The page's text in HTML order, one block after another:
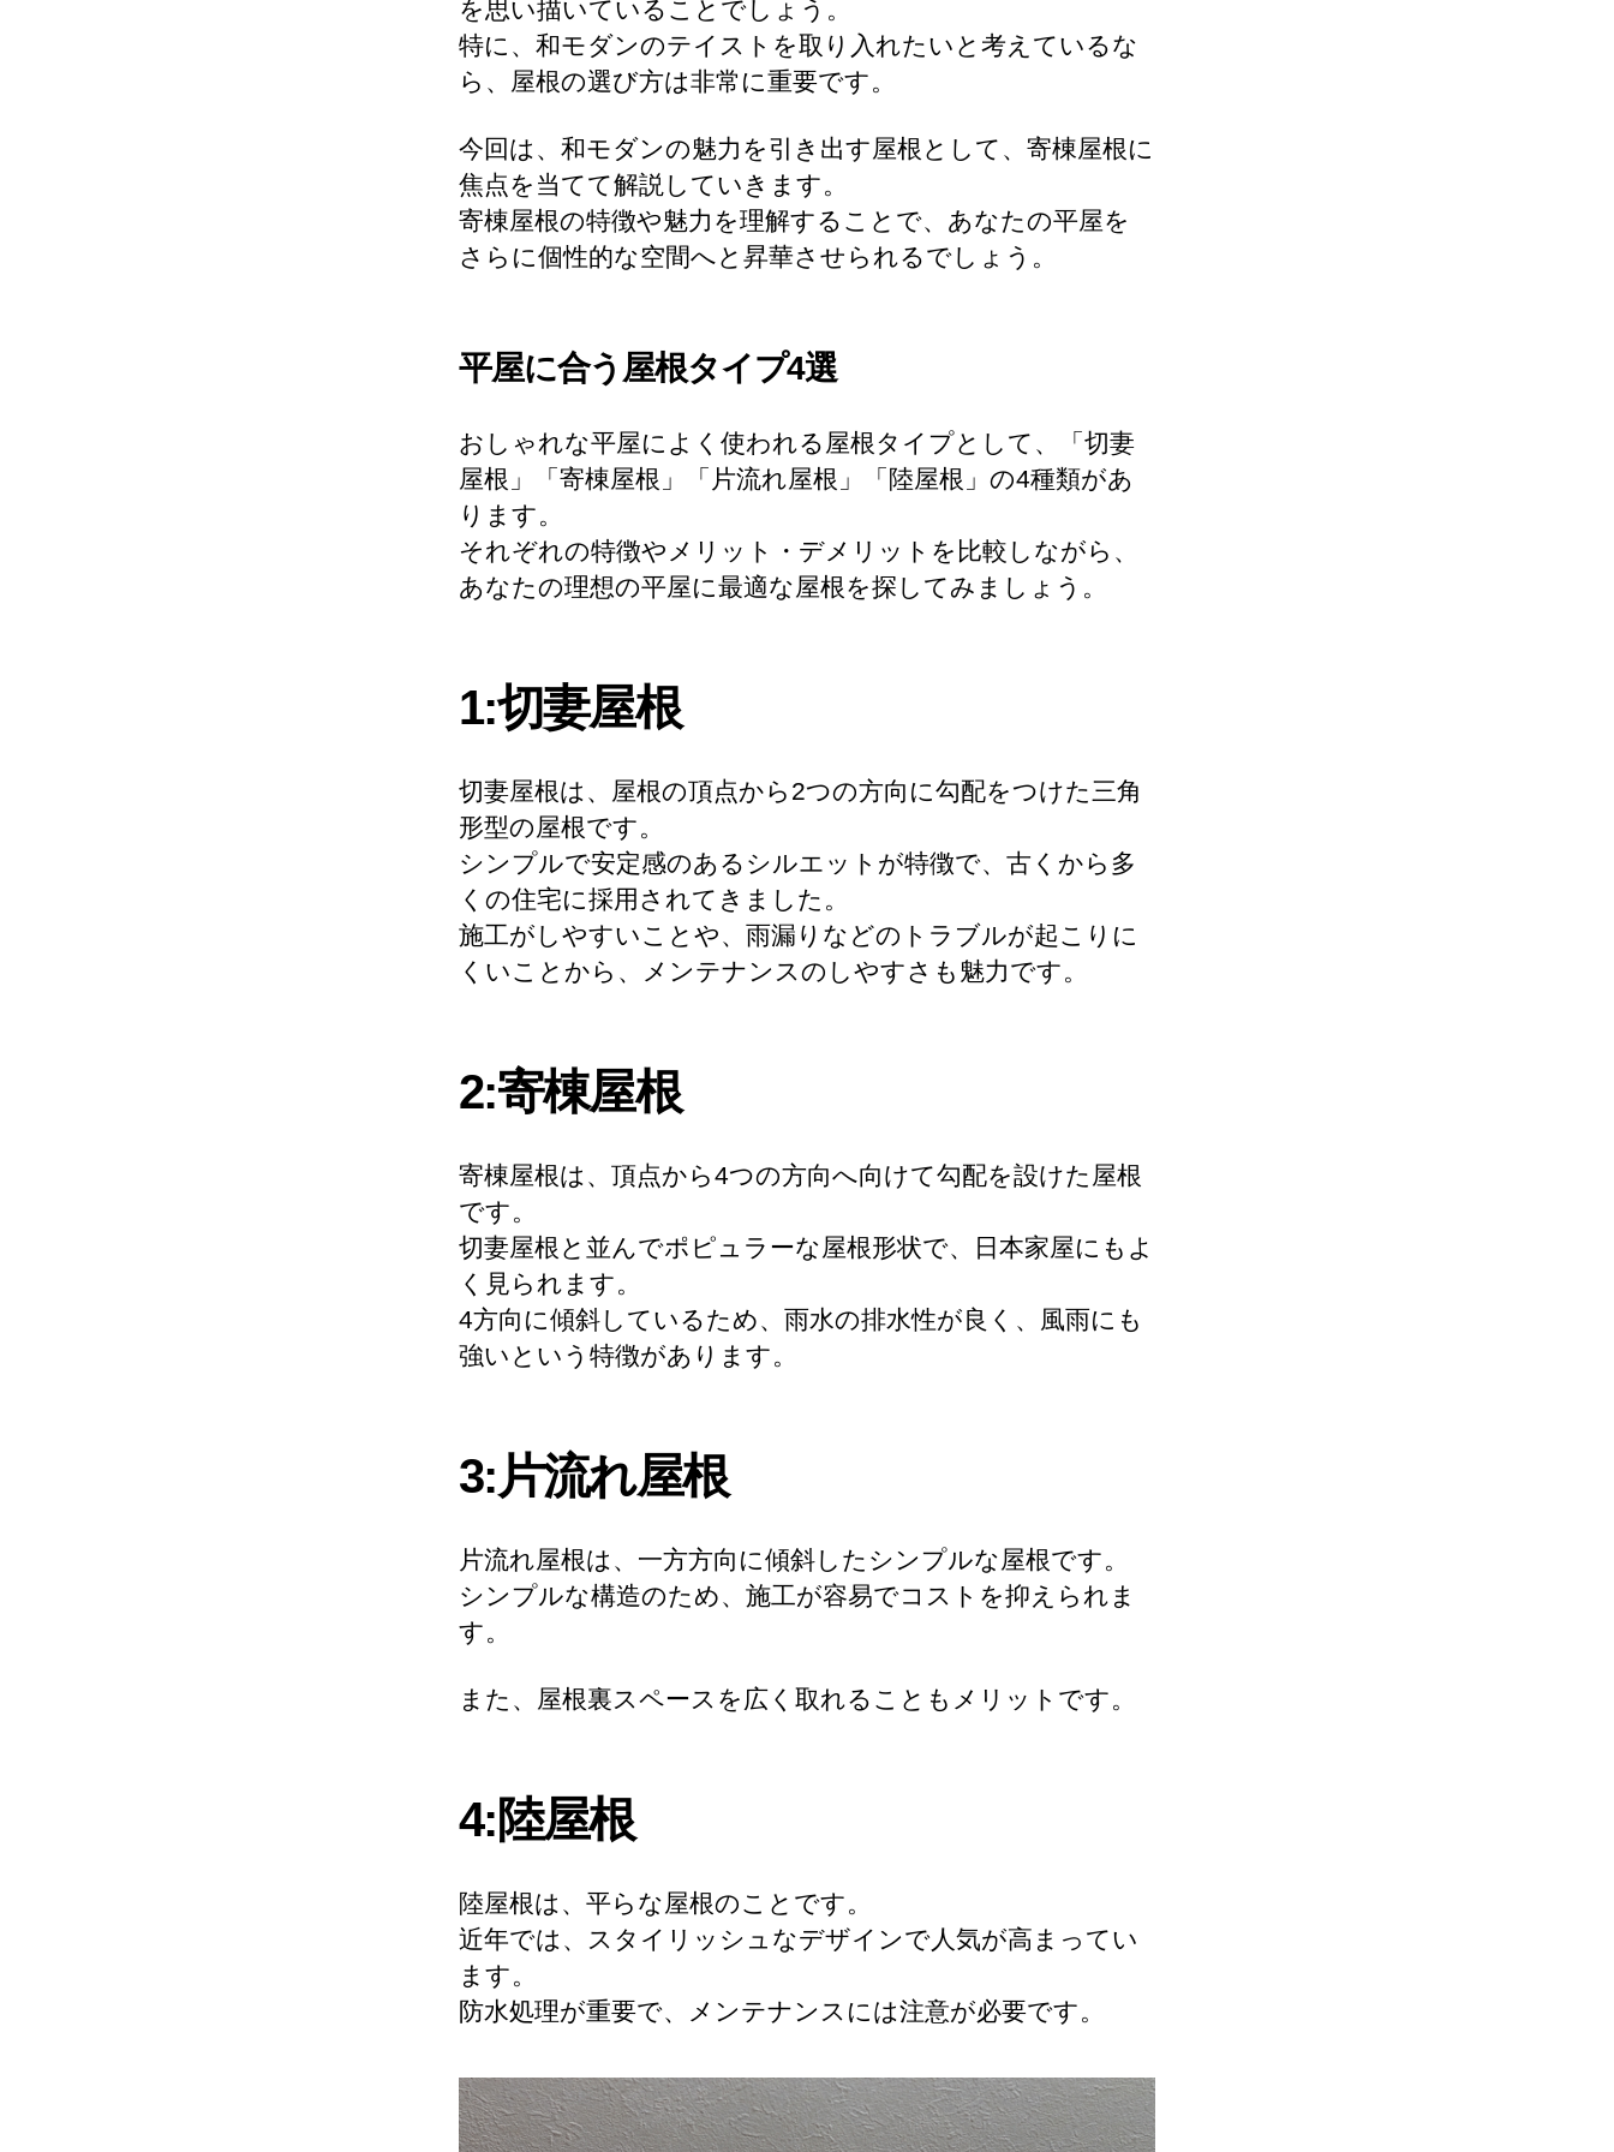
を思い描いていることでしょう。
特に、和モダンのテイストを取り入れたいと考えているな
ら、屋根の選び方は非常に重要です。
今回は、和モダンの魅力を引き出す屋根として、寄棟屋根に
焦点を当てて解説していきます。
寄棟屋根の特徴や魅力を理解することで、あなたの平屋を
さらに個性的な空間へと昇華させられるでしょう。
平屋に合う屋根タイプ4選
おしゃれな平屋によく使われる屋根タイプとして、「切妻
屋根」「寄棟屋根」「片流れ屋根」「陸屋根」の4種類があ
ります。
それぞれの特徴やメリット・デメリットを比較しながら、
あなたの理想の平屋に最適な屋根を探してみましょう。
1:切妻屋根
切妻屋根は、屋根の頂点から2つの方向に勾配をつけた三角
形型の屋根です。
シンプルで安定感のあるシルエットが特徴で、古くから多
くの住宅に採用されてきました。
施工がしやすいことや、雨漏りなどのトラブルが起こりに
くいことから、メンテナンスのしやすさも魅力です。
2:寄棟屋根
寄棟屋根は、頂点から4つの方向へ向けて勾配を設けた屋根
です。
切妻屋根と並んでポピュラーな屋根形状で、日本家屋にもよ
く見られます。
4方向に傾斜しているため、雨水の排水性が良く、風雨にも
強いという特徴があります。
3:片流れ屋根
片流れ屋根は、一方方向に傾斜したシンプルな屋根です。
シンプルな構造のため、施工が容易でコストを抑えられま
す。
また、屋根裏スペースを広く取れることもメリットです。
4:陸屋根
陸屋根は、平らな屋根のことです。
近年では、スタイリッシュなデザインで人気が高まってい
ます。
防水処理が重要で、メンテナンスには注意が必要です。